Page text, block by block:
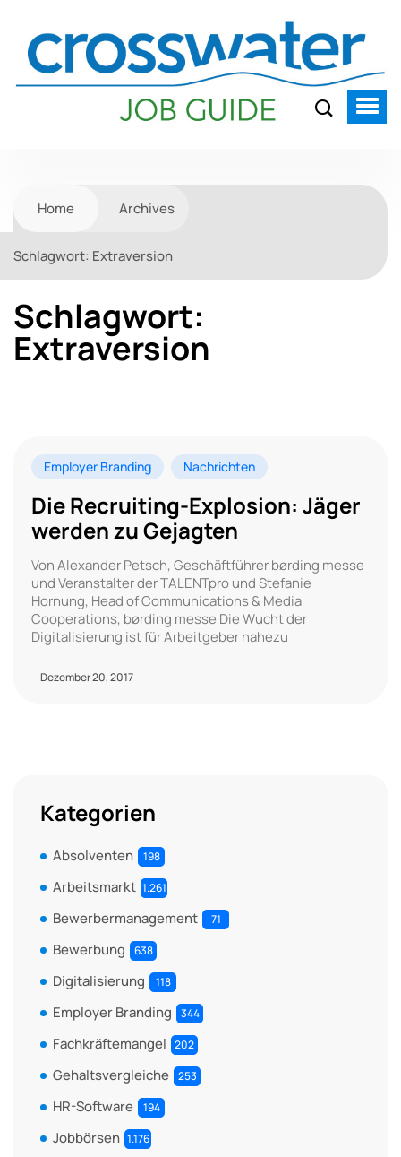
Home Archives
Schlagwort: Extraversion
Schlagwort:
Extraversion
Employer Branding Nachrichten
Die Recruiting-Explosion: Jäger
werden zu Gejagten
Von Alexander Petsch, Geschäftführer børding messe
und Veranstalter der TALENTpro und Stefanie
Hornung, Head of Communications & Media
Cooperations, børding messe Die Wucht der
Digitalisierung ist für Arbeitgeber nahezu
Dezember 20, 2017
Kategorien
Absolventen 198
Arbeitsmarkt 1.261
Bewerbermanagement 71
Bewerbung 638
Digitalisierung 118
Employer Branding 344
Fachkräftemangel 202
Gehaltsvergleiche 253
HR-Software 194
Jobbörsen 1.176